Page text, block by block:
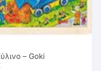
– Goki